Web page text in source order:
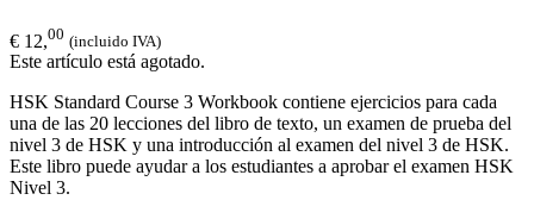
€ 12, 00 (incluido IVA)
Este artículo está agotado.
HSK Standard Course 3 Workbook contiene ejercicios para cada
una de las 20 lecciones del libro de texto, un examen de prueba del
nivel 3 de HSK y una introducción al examen del nivel 3 de HSK.
Este libro puede ayudar a los estudiantes a aprobar el examen HSK
Nivel 3.